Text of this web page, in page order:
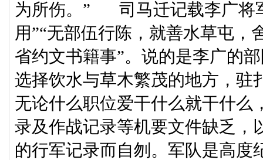
为所伤。” 司马迁记载李广将
用”“无部伍行陈，就善水草屯
省约文书籍事”。说的是李广的
选择饮水与草木繁茂的地方，驻
无论什么职位爱干什么就干什么
录及作战记录等机要文件缺乏，
的行军记录而自刎。军队是高度